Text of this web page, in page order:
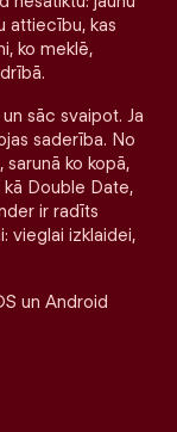
attiecību, kas
ko meklē,
sāc svaipot. Ja
saderība. No
ko kopā,
kā Double Date,
ir radīts
vieglai izklaidei,
un Android